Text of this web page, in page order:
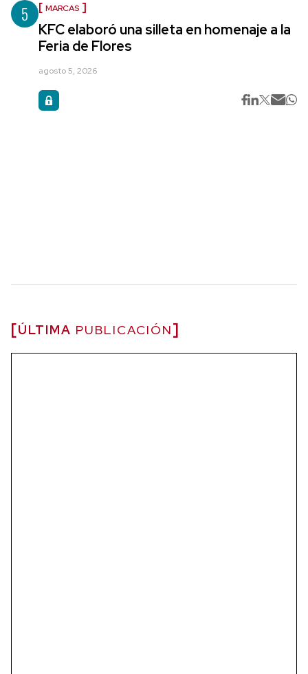
5 MARCAS
KFC elaboró una silleta en homenaje a la
Feria de Flores
agosto 5, 2026
ÚLTIMA PUBLICACIÓN